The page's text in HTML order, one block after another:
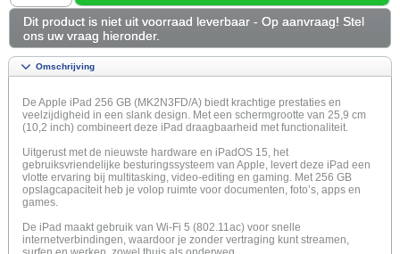
Dit product is niet uit voorraad leverbaar - Op aanvraag! Stel
ons uw vraag hieronder.
Omschrijving
De Apple iPad 256 GB (MK2N3FD/A) biedt krachtige prestaties en
veelzijdigheid in een slank design. Met een schermgrootte van 25,9 cm
(10,2 inch) combineert deze iPad draagbaarheid met functionaliteit.
Uitgerust met de nieuwste hardware en iPadOS 15, het
gebruiksvriendelijke besturingssysteem van Apple, levert deze iPad een
vlotte ervaring bij multitasking, video-editing en gaming. Met 256 GB
opslagcapaciteit heb je volop ruimte voor documenten, foto’s, apps en
games.
De iPad maakt gebruik van Wi-Fi 5 (802.11ac) voor snelle
internetverbindingen, waardoor je zonder vertraging kunt streamen,